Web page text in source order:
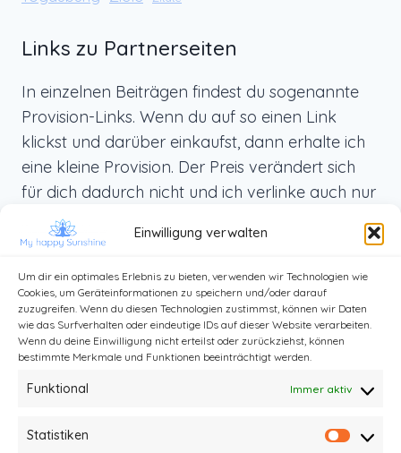
Einwilligung verwalten
Um dir ein optimales Erlebnis zu bieten, verwenden wir Technologien wie
Cookies, um Geräteinformationen zu speichern und/oder darauf
zuzugreifen. Wenn du diesen Technologien zustimmst, können wir Daten
wie das Surfverhalten oder eindeutige IDs auf dieser Website verarbeiten.
Wenn du deine Einwilligung nicht erteilst oder zurückziehst, können
bestimmte Merkmale und Funktionen beeinträchtigt werden.
Funktional Immer aktiv
Statistiken
Links zu Partnerseiten
In einzelnen Beiträgen findest du sogenannte
Provision-Links. Wenn du auf so einen Link
klickst und darüber einkaufst, dann erhalte ich
eine kleine Provision. Der Preis verändert sich
für dich dadurch nicht und ich verlinke auch nur
Produkte, die ich selbst benutze und die ich dir
von ganzem Herzen weiterempfehlen kann.